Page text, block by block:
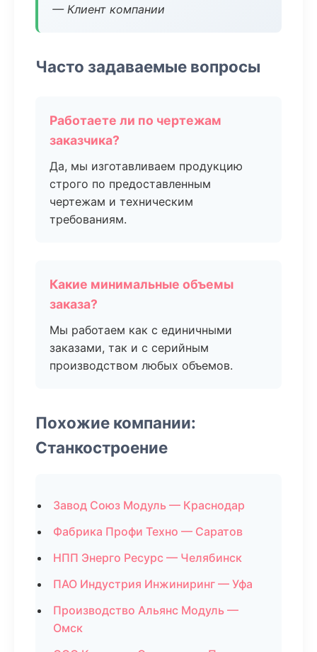
— Клиент компании
Часто задаваемые вопросы
Работаете ли по чертежам
заказчика?
Да, мы изготавливаем продукцию
строго по предоставленным
чертежам и техническим
требованиям.
Какие минимальные объемы
заказа?
Мы работаем как с единичными
заказами, так и с серийным
производством любых объемов.
Похожие компании:
Станкостроение
Завод Союз Модуль — Краснодар
Фабрика Профи Техно — Саратов
НПП Энерго Ресурс — Челябинск
ПАО Индустрия Инжиниринг — Уфа
Производство Альянс Модуль —
Омск